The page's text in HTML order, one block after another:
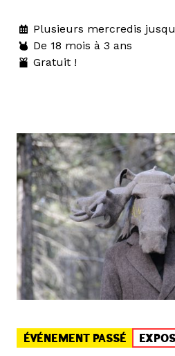
Plusieurs mercredis
De 18 mois à 3 ans
Gratuit !
ÉVÉNEMENT PASSÉ